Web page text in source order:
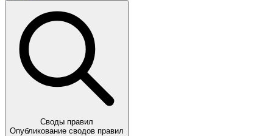
Своды правил
Опубликование сводов правил